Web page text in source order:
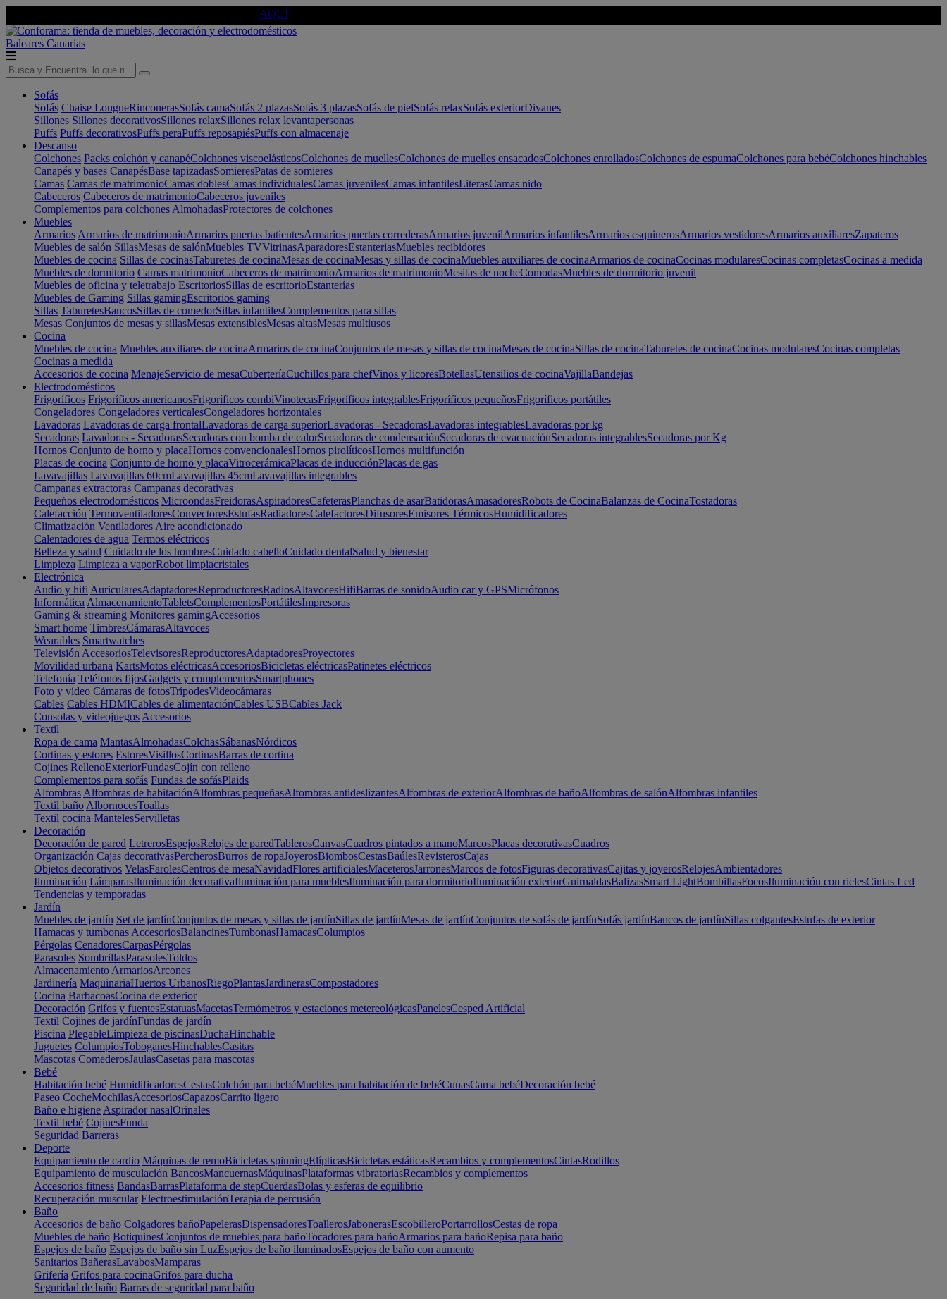
AQUÍ
Baleares Canarias
Sofás
Sofás Chaise LongueRinconerasSofás camaSofás 2 plazasSofás 3 plazasSofás de pielSofás relaxSofás exteriorDivanes
Sillones Sillones decorativosSillones relaxSillones relax levantapersonas
Puffs Puffs decorativosPuffs peraPuffs reposapiésPuffs con almacenaje
Descanso
Colchones Packs colchón y canapéColchones viscoelásticosColchones de muellesColchones de muelles ensacadosColchones enrolladosColchones de espumaColchones para bebéColchones hinchables
Canapés y bases CanapésBase tapizadasSomieresPatas de somieres
Camas Camas de matrimonioCamas doblesCamas individualesCamas juvenilesCamas infantilesLiterasCamas nido
Cabeceros Cabeceros de matrimonioCabeceros juveniles
Complementos para colchones AlmohadasProtectores de colchones
Muebles
Armarios Armarios de matrimonioArmarios puertas batientesArmarios puertas correderasArmarios juvenilArmarios infantilesArmarios esquinerosArmarios vestidoresArmarios auxiliaresZapateros
Muebles de salón SillasMesas de salónMuebles TVVitrinasAparadoresEstanteriasMuebles recibidores
Muebles de cocina Sillas de cocinasTaburetes de cocinaMesas de cocinaMesas y sillas de cocinaMuebles auxiliares de cocinaArmarios de cocinaCocinas modularesCocinas completasCocinas a medida
Muebles de dormitorio Camas matrimonioCabeceros de matrimonioArmarios de matrimonioMesitas de nocheComodasMuebles de dormitorio juvenil
Muebles de oficina y teletrabajo EscritoriosSillas de escritorioEstanterías
Muebles de Gaming Sillas gamingEscritorios gaming
Sillas TaburetesBancosSillas de comedorSillas infantilesComplementos para sillas
Mesas Conjuntos de mesas y sillasMesas extensiblesMesas altasMesas multiusos
Cocina
Muebles de cocina Muebles auxiliares de cocinaArmarios de cocinaConjuntos de mesas y sillas de cocinaMesas de cocinaSillas de cocinaTaburetes de cocinaCocinas modularesCocinas completas
Cocinas a medida
Accesorios de cocina MenajeServicio de mesaCuberteríaCuchillos para chefVinos y licoresBotellasUtensilios de cocinaVajillaBandejas
Electrodomésticos
Frigoríficos Frigoríficos americanosFrigoríficos combiVinotecasFrigoríficos integrablesFrigoríficos pequeñosFrigoríficos portátiles
Congeladores Congeladores verticalesCongeladores horizontales
Lavadoras Lavadoras de carga frontalLavadoras de carga superiorLavadoras - SecadorasLavadoras integrablesLavadoras por kg
Secadoras Lavadoras - SecadorasSecadoras con bomba de calorSecadoras de condensaciónSecadoras de evacuaciónSecadoras integrablesSecadoras por Kg
Hornos Conjunto de horno y placaHornos convencionalesHornos pirolíticosHornos multifunción
Placas de cocina Conjunto de horno y placaVitrocerámicaPlacas de inducciónPlacas de gas
Lavavajillas Lavavajillas 60cmLavavajillas 45cmLavavajillas integrables
Campanas extractoras Campanas decorativas
Pequeños electrodomésticos MicroondasFreidorasAspiradoresCafeterasPlanchas de asarBatidorasAmasadoresRobots de CocinaBalanzas de CocinaTostadoras
Calefacción TermoventiladoresConvectoresEstufasRadiadoresCalefactoresDifusoresEmisores TérmicosHumidificadores
Climatización Ventiladores Aire acondicionado
Calentadores de agua Termos eléctricos
Belleza y salud Cuidado de los hombresCuidado cabelloCuidado dentalSalud y bienestar
Limpieza Limpieza a vaporRobot limpiacristales
Electrónica
Audio y hifi AuricularesAdaptadoresReproductoresRadiosAltavocesHifiBarras de sonidoAudio car y GPSMicrófonos
Informática AlmacenamientoTabletsComplementosPortátilesImpresoras
Gaming & streaming Monitores gamingAccesorios
Smart home TimbresCámarasAltavoces
Wearables Smartwatches
Televisión AccesoriosTelevisoresReproductoresAdaptadoresProyectores
Movilidad urbana KartsMotos eléctricasAccesoriosBicicletas eléctricasPatinetes eléctricos
Telefonía Teléfonos fijosGadgets y complementosSmartphones
Foto y vídeo Cámaras de fotosTrípodesVideocámaras
Cables Cables HDMICables de alimentaciónCables USBCables Jack
Consolas y videojuegos Accesorios
Textil
Ropa de cama MantasAlmohadasColchasSábanasNórdicos
Cortinas y estores EstoresVisillosCortinasBarras de cortina
Cojines RellenoExteriorFundasCojín con relleno
Complementos para sofás Fundas de sofásPlaids
Alfombras Alfombras de habitaciónAlfombras pequeñasAlfombras antideslizantesAlfombras de exteriorAlfombras de bañoAlfombras de salónAlfombras infantiles
Textil baño AlbornocesToallas
Textil cocina MantelesServilletas
Decoración
Decoración de pared LetrerosEspejosRelojes de paredTablerosCanvasCuadros pintados a manoMarcosPlacas decorativasCuadros
Organización Cajas decorativasPercherosBurros de ropaJoyerosBiombosCestasBaúlesRevisterosCajas
Objetos decorativos VelasFarolesCentros de mesaNavidadFlores artificialesMaceterosJarronesMarcos de fotosFiguras decorativasCajitas y joyerosRelojesAmbientadores
Iluminación LámparasIluminación decorativaIluminación para mueblesIluminación para dormitorioIluminación exteriorGuirnaldasBalizasSmart LightBombillasFocosIluminación con rielesCintas Led
Tendencias y temporadas
Jardín
Muebles de jardín Set de jardínConjuntos de mesas y sillas de jardínSillas de jardínMesas de jardínConjuntos de sofás de jardínSofás jardínBancos de jardínSillas colgantesEstufas de exterior
Hamacas y tumbonas AccesoriosBalancinesTumbonasHamacasColumpios
Pérgolas CenadoresCarpasPérgolas
Parasoles SombrillasParasolesToldos
Almacenamiento ArmariosArcones
Jardinería MaquinariaHuertos UrbanosRiegoPlantasJardinerasCompostadores
Cocina BarbacoasCocina de exterior
Decoración Grifos y fuentesEstatuasMacetasTermómetros y estaciones metereológicasPanelesCesped Artificial
Textil Cojines de jardínFundas de jardín
Piscina PlegableLimpieza de piscinasDuchaHinchable
Juguetes ColumpiosToboganesHinchablesCasitas
Mascotas ComederosJaulasCasetas para mascotas
Bebé
Habitación bebé HumidificadoresCestasColchón para bebéMuebles para habitación de bebéCunasCama bebéDecoración bebé
Paseo CocheMochilasAccesoriosCapazosCarrito ligero
Baño e higiene Aspirador nasalOrinales
Textil bebé CojinesFunda
Seguridad Barreras
Deporte
Equipamiento de cardio Máquinas de remoBicicletas spinningElípticasBicicletas estáticasRecambios y complementosCintasRodillos
Equipamiento de musculación BancosMancuernasMáquinasPlataformas vibratoriasRecambios y complementos
Accesorios fitness BandasBarrasPlataforma de stepCuerdasBolas y esferas de equilibrio
Recuperación muscular ElectroestimulaciónTerapia de percusión
Baño
Accesorios de baño Colgadores bañoPapelerasDispensadoresToallerosJabonerasEscobilleroPortarrollosCestas de ropa
Muebles de baño BotiquinesConjuntos de muebles para bañoTocadores para bañoArmarios para bañoRepisa para baño
Espejos de baño Espejos de baño sin LuzEspejos de baño iluminadosEspejos de baño con aumento
Sanitarios BañerasLavabosMamparas
Grifería Grifos para cocinaGrifos para ducha
Seguridad de baño Barras de seguridad para baño